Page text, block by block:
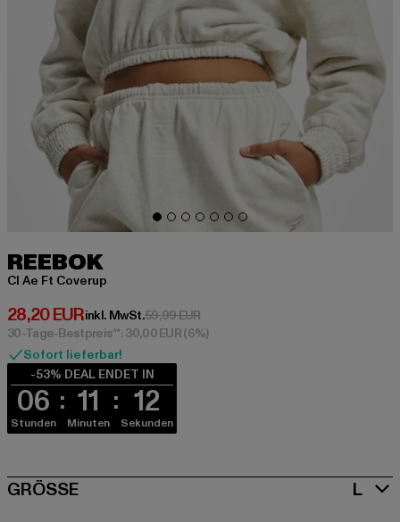
REEBOK
Cl Ae Ft Coverup
28,20 EUR
Derzeitiger Preis: 28,20 EUR
inkl. MwSt.59,99 EURAktionspreis: 59,99 EUR
30-Tage-Bestpreis**: 30,00 EUR(6%)
Sofort lieferbar!
-53% DEAL ENDET IN
06
Stunden
11
Minuten
11
Sekunden
SIZE
GRÖSSE L